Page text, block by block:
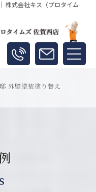
株式会社キス（プロタイム
外壁塗装塗り替え